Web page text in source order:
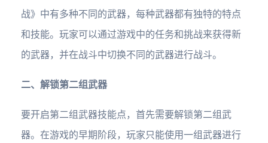
战》中有多种不同的武器，每种武器都有独特的特点
和技能。玩家可以通过游戏中的任务和挑战来获得新
的武器，并在战斗中切换不同的武器进行战斗。
二、解锁第二组武器
要开启第二组武器技能点，首先需要解锁第二组武
器。在游戏的早期阶段，玩家只能使用一组武器进行